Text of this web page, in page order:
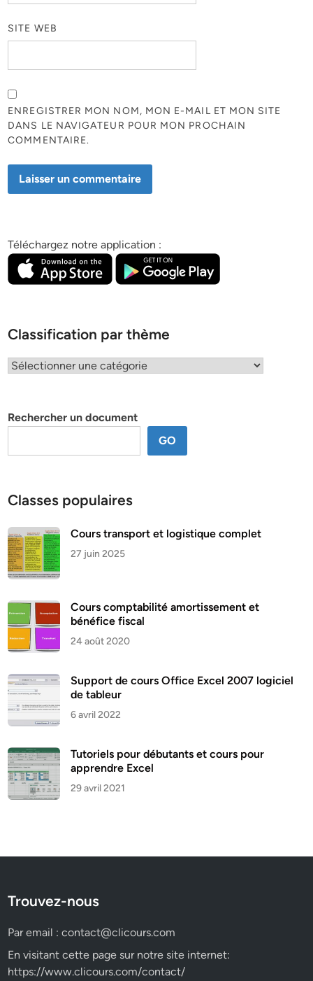
SITE WEB
ENREGISTRER MON NOM, MON E-MAIL ET MON SITE
DANS LE NAVIGATEUR POUR MON PROCHAIN
COMMENTAIRE.
Téléchargez notre application :
Classification par thème
Classification
Rechercher un document
GO
Classes populaires
Cours transport et logistique complet
27 juin 2025
Cours comptabilité amortissement et
bénéfice fiscal
24 août 2020
Support de cours Office Excel 2007 logiciel
de tableur
6 avril 2022
Tutoriels pour débutants et cours pour
apprendre Excel
29 avril 2021
Trouvez-nous
Par email :contact@clicours.com
En visitant cette page sur notre site internet:
https://www.clicours.com/contact/